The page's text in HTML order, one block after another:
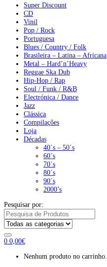
Super Discount
CD
Vinil
Pop / Rock
Portuguesa
Blues / Country / Folk
Brasileira – Latina – Africana
Metal – Hard’n’Heavy
Reggae Ska Dub
Hip-Hop / Rap
Soul / Funk / R&B
Electrónica / Dance
Jazz
Clássica
Compilações
Loja
Décadas
40´s – 50´s
60´s
70´s
80´s
90´s
2000’s
Pesquisar por:
0 0,00€
Nenhum produto no carrinho.